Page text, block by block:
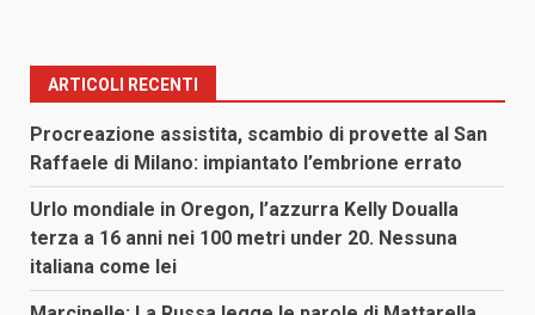
ARTICOLI RECENTI
Procreazione assistita, scambio di provette al San
Raffaele di Milano: impiantato l’embrione errato
Urlo mondiale in Oregon, l’azzurra Kelly Doualla
terza a 16 anni nei 100 metri under 20. Nessuna
italiana come lei